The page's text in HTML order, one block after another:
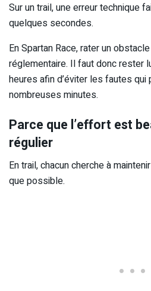
Sur un trail, une erreur technique
quelques secondes.
En Spartan Race, rater un
réglementaire. Il faut donc rester
heures afin d’éviter les fautes
nombreuses minutes.
Parce que l’effort est
régulier
En trail, chacun cherche à
que possible.